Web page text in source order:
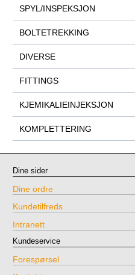
SPYL/INSPEKSJON
BOLTETREKKING
DIVERSE
FITTINGS
KJEMIKALIEINJEKSJON
KOMPLETTERING
Dine sider
Dine ordre
Kundetilfreds
Intranett
Kundeservice
Forespørsel